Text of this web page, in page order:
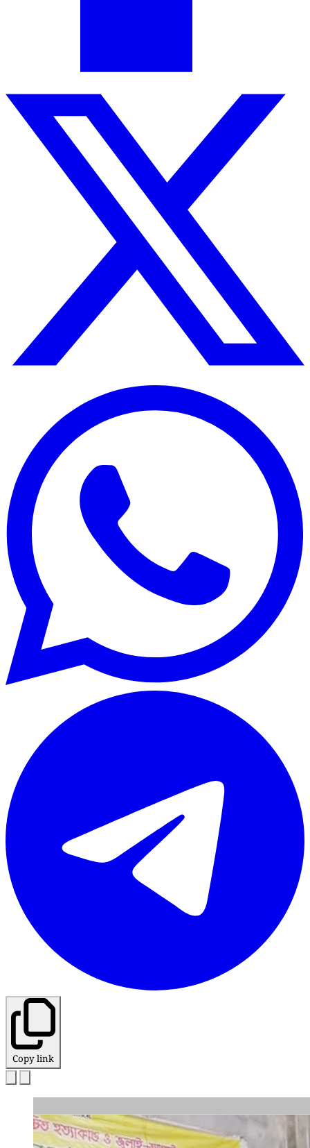
Copy link